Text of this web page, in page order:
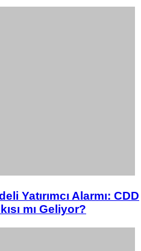
Yatırımcı Alarmı: CDD
mı Geliyor?